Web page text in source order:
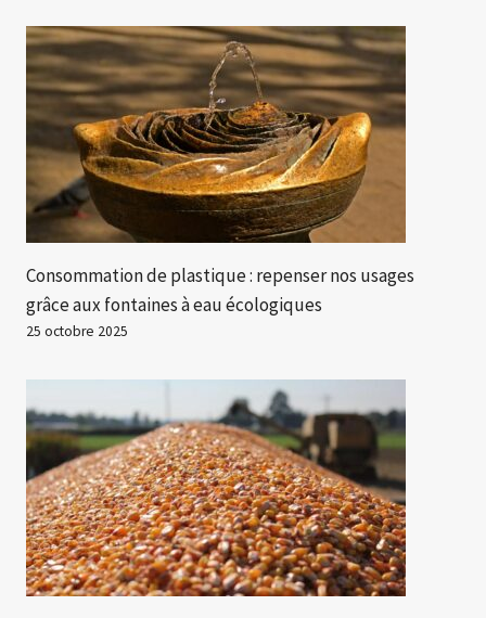
Consommation de plastique : repenser nos usages
grâce aux fontaines à eau écologiques
25 octobre 2025